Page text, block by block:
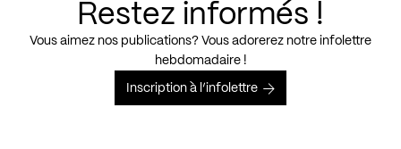
Restez informés !
Vous aimez nos publications? Vous adorerez notre infolettre
hebdomadaire !
Inscription à l’infolettre